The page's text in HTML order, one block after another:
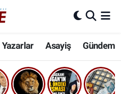
Yazarlar Asayiş Gündem